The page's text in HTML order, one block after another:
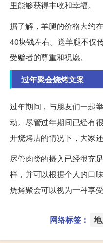
里能够获得丰收和幸福。
据了解，羊腿的价格大约
40块钱左右。送羊腿不仅
受赠者的尊重和祝愿。
过年聚会烧烤文案
过年期间，与朋友们一起
动。尽管过年期间已经有
开烧烤店的情况下，大家
尽管肉类的摄入已经很充
样，并可以根据个人的口
烧烤聚会可以视为一种享
网络标签：